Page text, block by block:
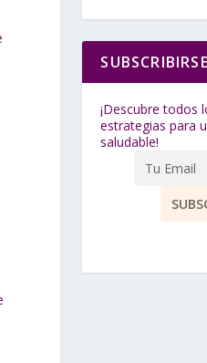
¡Descubre todos
estrategias para
saludable!